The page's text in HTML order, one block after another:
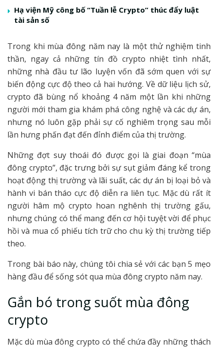
Hạ viện Mỹ công bố “Tuần lễ Crypto” thúc đẩy luật
tài sản số
Trong khi mùa đông năm nay là một thử nghiệm tinh
thần, ngay cả những tín đồ crypto nhiệt tình nhất,
những nhà đầu tư lão luyện vốn đã sớm quen với sự
biến động cực độ theo cả hai hướng. Về dữ liệu lịch sử,
crypto đã bùng nổ khoảng 4 năm một lần khi những
người mới tham gia khám phá công nghệ và các dự án,
nhưng nó luôn gặp phải sự cố nghiêm trọng sau mỗi
lần hưng phấn đạt đến đỉnh điểm của thị trường.
Những đợt suy thoái đó được gọi là giai đoạn “mùa
đông crypto”, đặc trưng bởi sự sụt giảm đáng kể trong
hoạt động thị trường và lãi suất, các dự án bị loại bỏ và
hành vi bán tháo cực độ diễn ra liên tục. Mặc dù rất ít
người hâm mộ crypto hoan nghênh thị trường gấu,
nhưng chúng có thể mang đến cơ hội tuyệt vời để phục
hồi và mua cổ phiếu tích trữ cho chu kỳ thị trường tiếp
theo.
Trong bài báo này, chúng tôi chia sẻ với các bạn 5 mẹo
hàng đầu để sống sót qua mùa đông crypto năm nay.
Gắn bó trong suốt mùa đông
crypto
Mặc dù mùa đông crypto có thể chứa đầy những thách